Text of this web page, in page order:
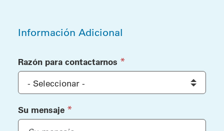
Información Adicional
Razón para contactarnos (required)
*
Su mensaje (required)
*